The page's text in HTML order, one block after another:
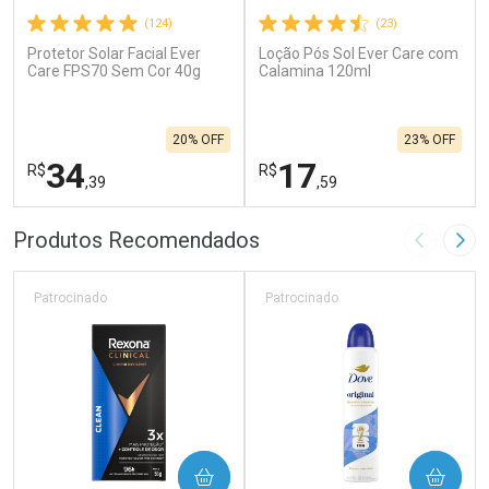
(124)
Protetor Solar Facial Ever
Care FPS70 Sem Cor 40g
R$34,39
20% OFF
FECHAR
Laboratório
FECHAR
Por Menos
(23)
Loção Pós Sol Ever Care com
Calamina 120ml
R$17,59
23% OFF
Laboratório
Por Menos
Produtos Recomendados Imagem
Patrocinado
COMPRAR
Patrocinado
COMPRAR